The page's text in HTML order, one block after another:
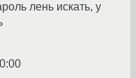
лень искать, у